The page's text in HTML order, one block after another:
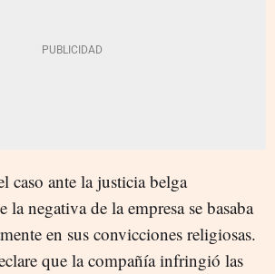
caso ante la justicia belga
la negativa de la empresa se basaba
en sus convicciones religiosas.
que la compañía infringió las